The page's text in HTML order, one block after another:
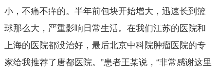
小，不痛不痒的。半年前包块开始增大，迅速长到篮
球那么大，严重影响日常生活。在我们江苏的医院和
上海的医院都没治好，最后北京中科院肿瘤医院的专
家给我推荐了唐都医院。”患者王某说，“非常感谢这里